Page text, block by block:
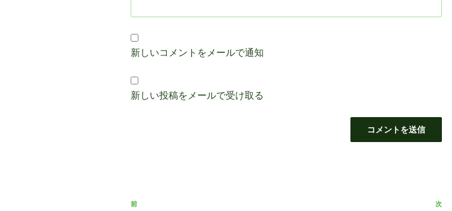
新しいコメントをメールで通知
新しい投稿をメールで受け取る
投
前
前
次
次